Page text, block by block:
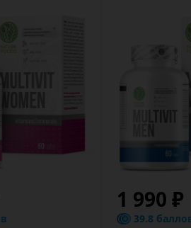
1 990 ₽
39.8